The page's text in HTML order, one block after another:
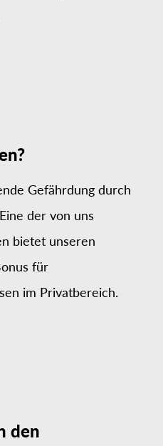
Gefährdung durch
der von uns
bietet unseren
für
im Privatbereich.
den